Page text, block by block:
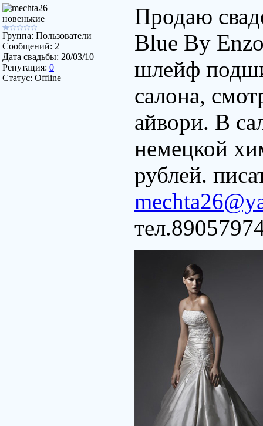
новенькие
Группа: Пользователи
Сообщений: 2
Дата свадьбы: 20/03/10
Репутация: 0
Статус: Offline
Продаю
Blue By
шлейф
салона,
айвори. В
немецкой
рублей.